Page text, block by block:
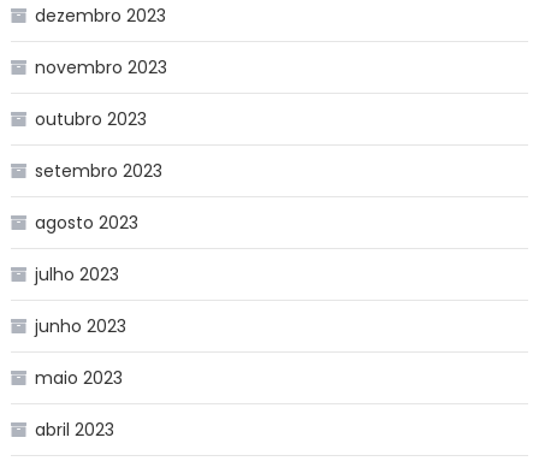
dezembro 2023
novembro 2023
outubro 2023
setembro 2023
agosto 2023
julho 2023
junho 2023
maio 2023
abril 2023